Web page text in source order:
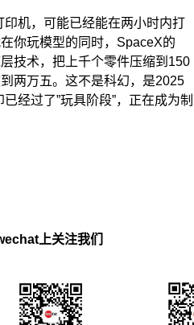
机，可能已经能在两小时内打
你玩模型的同时，SpaceX的
技术，把上千个零件压缩到150
两万五。这不是科幻，是2025
经过了”玩具阶段”，正在成为制
上关注我们